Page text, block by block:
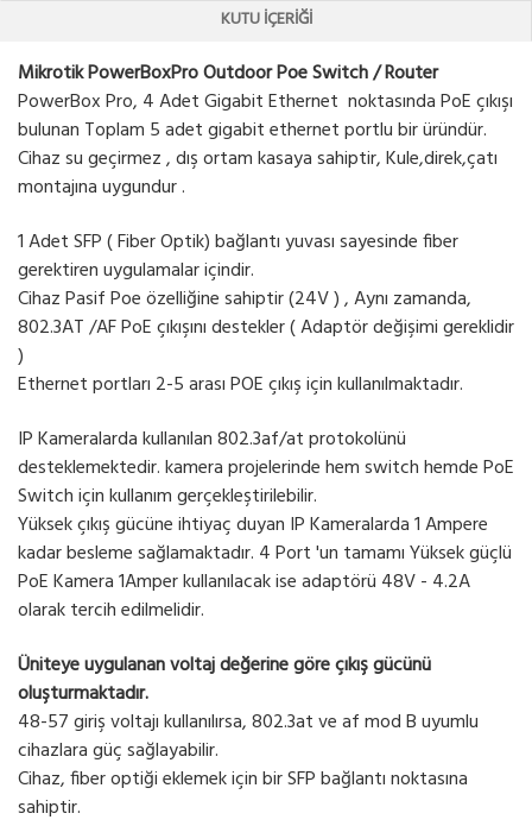
KUTU İÇERIĞI
Mikrotik PowerBoxPro Outdoor Poe Switch / Router
PowerBox Pro, 4 Adet Gigabit Ethernet noktasında PoE çıkışı
bulunan Toplam 5 adet gigabit ethernet portlu bir üründür.
Cihaz su geçirmez , dış ortam kasaya sahiptir, Kule,direk,çatı
montajına uygundur .
1 Adet SFP ( Fiber Optik) bağlantı yuvası sayesinde fiber
gerektiren uygulamalar içindir.
Cihaz Pasif Poe özelliğine sahiptir (24V ) , Aynı zamanda,
802.3AT /AF PoE çıkışını destekler ( Adaptör değişimi gereklidir
)
Ethernet portları 2-5 arası POE çıkış için kullanılmaktadır.
IP Kameralarda kullanılan 802.3af/at protokolünü
desteklemektedir. kamera projelerinde hem switch hemde PoE
Switch için kullanım gerçekleştirilebilir.
Yüksek çıkış gücüne ihtiyaç duyan IP Kameralarda 1 Ampere
kadar besleme sağlamaktadır. 4 Port 'un tamamı Yüksek güçlü
PoE Kamera 1Amper kullanılacak ise adaptörü 48V - 4.2A
olarak tercih edilmelidir.
Üniteye uygulanan voltaj değerine göre çıkış gücünü
oluşturmaktadır.
48-57 giriş voltajı kullanılırsa, 802.3at ve af mod B uyumlu
cihazlara güç sağlayabilir.
Cihaz, fiber optiği eklemek için bir SFP bağlantı noktasına
sahiptir.